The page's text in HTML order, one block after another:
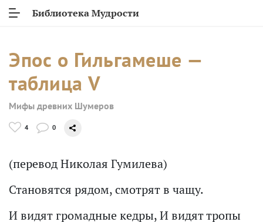
Библиотека Мудрости
Эпос о Гильгамеше —
таблица V
Мифы древних Шумеров
4 0
(перевод Николая Гумилева)
Становятся рядом, смотрят в чащу.
И видят громадные кедры, И видят тропы